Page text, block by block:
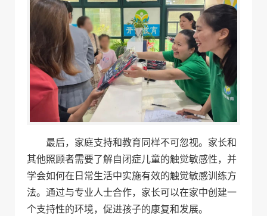
最后，家庭支持和教育同样不可忽视。家长和
其他照顾者需要了解自闭症儿童的触觉敏感性，并
学会如何在日常生活中实施有效的触觉敏感训练方
法。通过与专业人士合作，家长可以在家中创建一
个支持性的环境，促进孩子的康复和发展。